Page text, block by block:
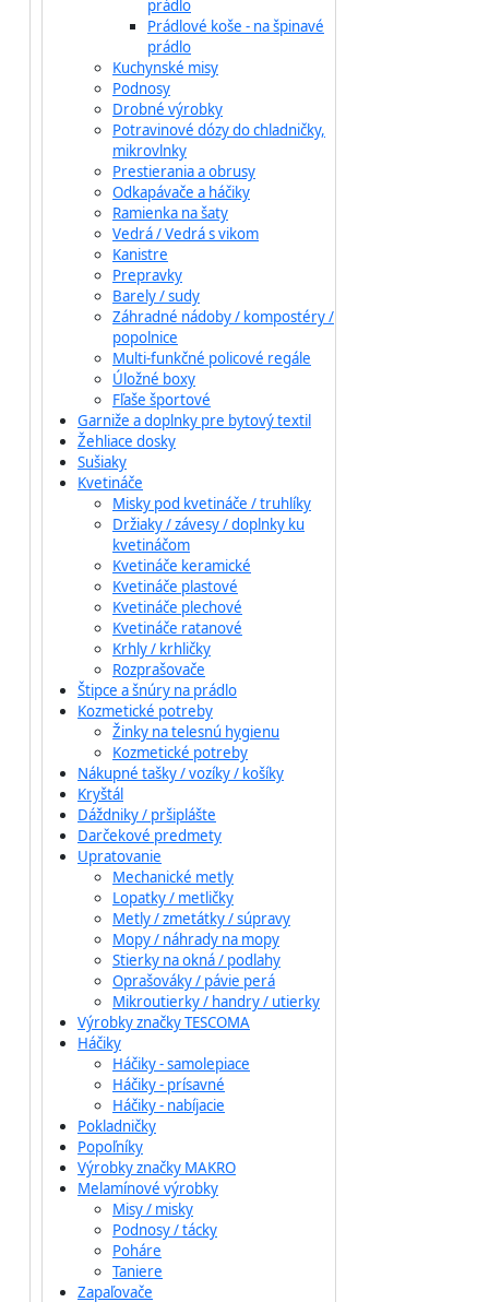
prádlo
Prádlové koše - na špinavé
prádlo
Kuchynské misy
Podnosy
Drobné výrobky
Potravinové dózy do chladničky,
mikrovlnky
Prestierania a obrusy
Odkapávače a háčiky
Ramienka na šaty
Vedrá / Vedrá s vikom
Kanistre
Prepravky
Barely / sudy
Záhradné nádoby / kompostéry /
popolnice
Multi-funkčné policové regále
Úložné boxy
Fľaše športové
Garniže a doplnky pre bytový textil
Žehliace dosky
Sušiaky
Kvetináče
Misky pod kvetináče / truhlíky
Držiaky / závesy / doplnky ku
kvetináčom
Kvetináče keramické
Kvetináče plastové
Kvetináče plechové
Kvetináče ratanové
Krhly / krhličky
Rozprašovače
Štipce a šnúry na prádlo
Kozmetické potreby
Žinky na telesnú hygienu
Kozmetické potreby
Nákupné tašky / vozíky / košíky
Kryštál
Dáždniky / pršiplášte
Darčekové predmety
Upratovanie
Mechanické metly
Lopatky / metličky
Metly / zmetátky / súpravy
Mopy / náhrady na mopy
Stierky na okná / podlahy
Oprašováky / pávie perá
Mikroutierky / handry / utierky
Výrobky značky TESCOMA
Háčiky
Háčiky - samolepiace
Háčiky - prísavné
Háčiky - nabíjacie
Pokladničky
Popoľníky
Výrobky značky MAKRO
Melamínové výrobky
Misy / misky
Podnosy / tácky
Poháre
Taniere
Zapaľovače